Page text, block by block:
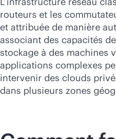
routeurs et les
et attribuée de manière
associant des capacités
stockage à des machines
applications complexes
intervenir des clouds
dans plusieurs zones